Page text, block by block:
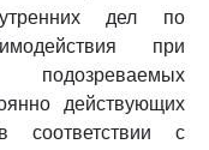
дел по
при
действующих
соответствии с